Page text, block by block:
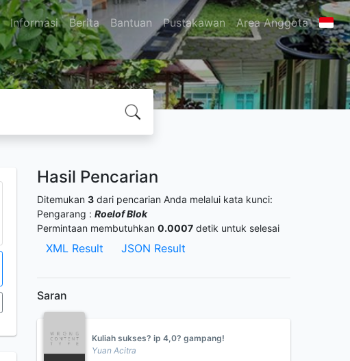
Informasi Berita Bantuan Pustakawan Area Anggota
Hasil Pencarian
Ditemukan 3 dari pencarian Anda melalui kata kunci:
Pengarang : Roelof Blok
Permintaan membutuhkan 0.0007 detik untuk selesai
XML Result JSON Result
Saran
Kuliah sukses? ip 4,0? gampang!
Yuan Acitra